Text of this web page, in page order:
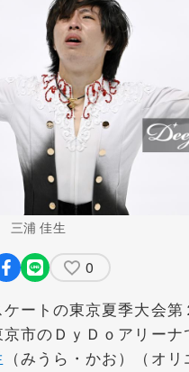
三浦 佳生
0
ートの東京夏季大会第
市のＤｙＤｏアリーナ
（みうら・かお）（オ